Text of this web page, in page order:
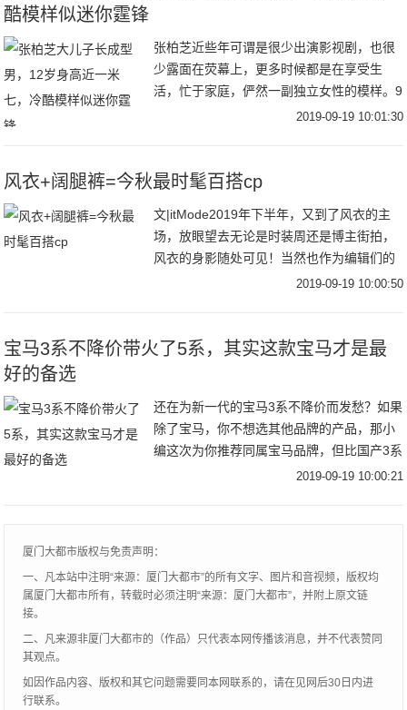
酷模样似迷你霆锋
张柏芝近些年可谓是很少出演影视剧，也很
少露面在荧幕上，更多时候都是在享受生
活，忙于家庭，俨然一副独立女性的模样。9
月18日，张柏芝在社交平台分享了自己出海
2019-09-19 10:01:30
风衣+阔腿裤=今秋最时髦百搭cp
文|itMode2019年下半年，又到了风衣的主
场，放眼望去无论是时装周还是博主街拍，
风衣的身影随处可见！当然也作为编辑们的
心头好，风衣当然是每年秋季不能避免的话
2019-09-19 10:00:50
宝马3系不降价带火了5系，其实这款宝马才是最
好的备选
还在为新一代的宝马3系不降价而发愁？如果
除了宝马，你不想选其他品牌的产品，那小
编这次为你推荐同属宝马品牌，但比国产3系
更加彰显运动的车型——宝马3系GT。为什
2019-09-19 10:00:21
厦门大都市版权与免责声明：
一、凡本站中注明“来源：厦门大都市”的所有文字、图片和音视频，版权均
属厦门大都市所有，转载时必须注明“来源：厦门大都市”，并附上原文链
接。
二、凡来源非厦门大都市的（作品）只代表本网传播该消息，并不代表赞同
其观点。
如因作品内容、版权和其它问题需要同本网联系的，请在见网后30日内进
行联系。